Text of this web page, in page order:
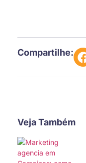
Compartilhe:
Veja Também